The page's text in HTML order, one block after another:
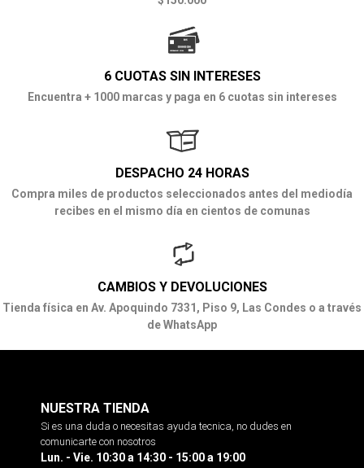
6 CUOTAS SIN INTERESES
Encuentra + 1000 marcas y paga en 6 cuotas sin intereses
DESPACHO 24 HORAS
Compra miles de productos seleccionados antes del mediodía
recibes en el mismo día en cientos de comunas
CAMBIOS Y DEVOLUCIONES
Tienda física en Av. Apoquindo 7331, Piso 9, Las Condes o a través
de WhatsApp
NUESTRA TIENDA
Si es una duda o necesitas ayuda tecnica, no dudes en
comunicarte con nosotros
Lun. - Vie. 10:30 a 14:30 - 15:00 a 19:00